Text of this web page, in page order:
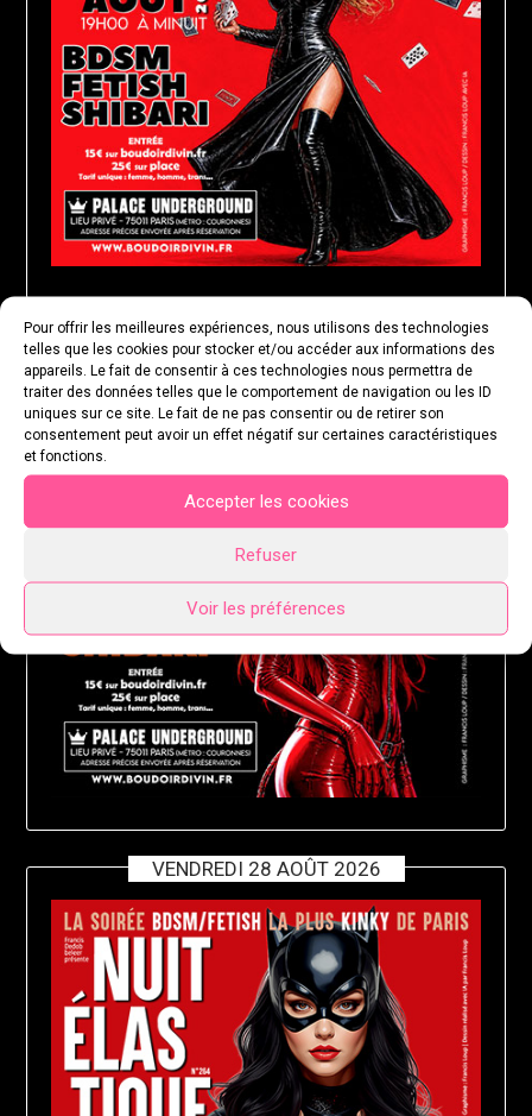
Pour offrir les meilleures expériences, nous utilisons des technologies
telles que les cookies pour stocker et/ou accéder aux informations des
appareils. Le fait de consentir à ces technologies nous permettra de
traiter des données telles que le comportement de navigation ou les ID
uniques sur ce site. Le fait de ne pas consentir ou de retirer son
consentement peut avoir un effet négatif sur certaines caractéristiques
et fonctions.
Accepter les cookies
Refuser
Voir les préférences
MARDI 25 AOÛT 2026
VENDREDI 28 AOÛT 2026